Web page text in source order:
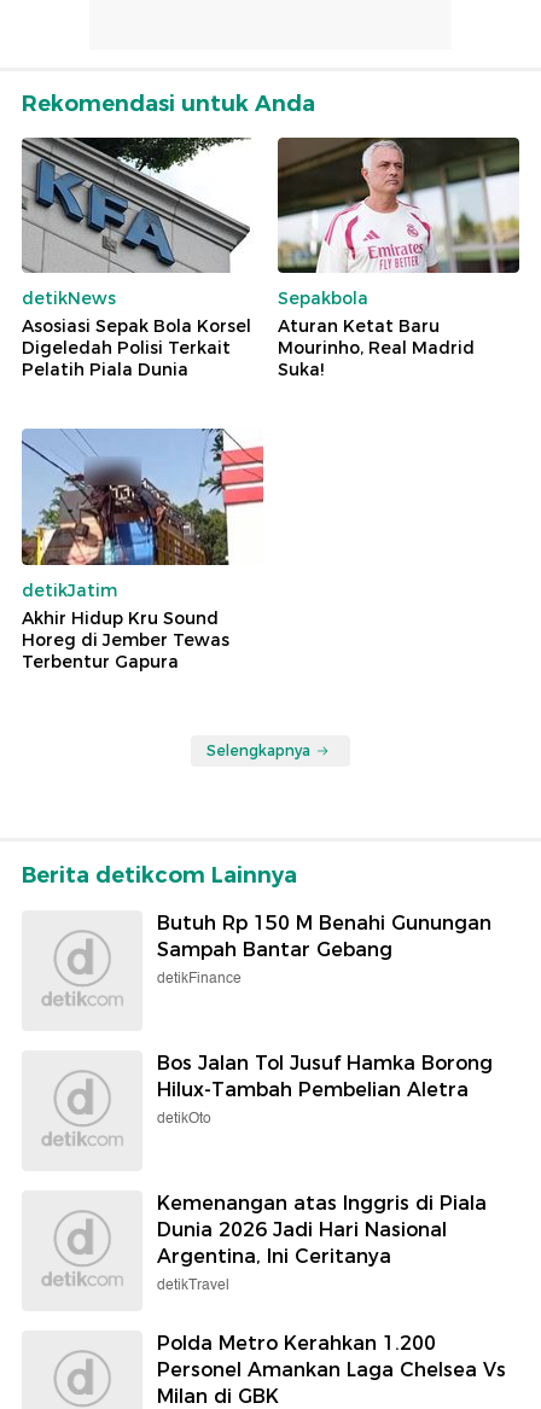
Rekomendasi untuk Anda
detikNews
Asosiasi Sepak Bola Korsel
Digeledah Polisi Terkait
Pelatih Piala Dunia
Sepakbola
Aturan Ketat Baru
Mourinho, Real Madrid
Suka!
detikJatim
Akhir Hidup Kru Sound
Horeg di Jember Tewas
Terbentur Gapura
Selengkapnya
Berita detikcom Lainnya
Butuh Rp 150 M Benahi Gunungan
Sampah Bantar Gebang
detikFinance
Bos Jalan Tol Jusuf Hamka Borong
Hilux-Tambah Pembelian Aletra
detikOto
Kemenangan atas Inggris di Piala
Dunia 2026 Jadi Hari Nasional
Argentina, Ini Ceritanya
detikTravel
Polda Metro Kerahkan 1.200
Personel Amankan Laga Chelsea Vs
Milan di GBK